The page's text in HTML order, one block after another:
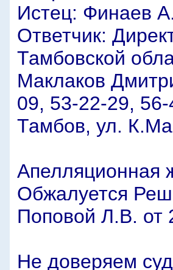
Истец: Финаев
Ответчик:
Тамбовской
Маклаков
09, 53-22-29,
Тамбов, ул.
Обжалуется
Поповой Л.В. от
Не доверяем